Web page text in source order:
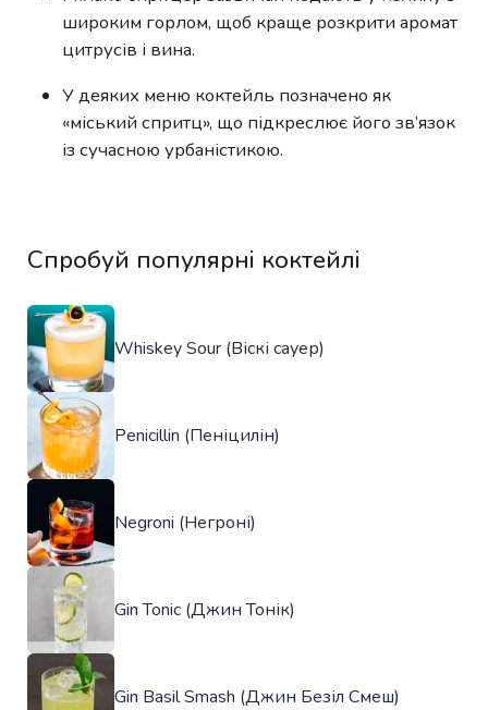
широким горлом, щоб краще розкрити аромат
цитрусів і вина.
У деяких меню коктейль позначено як
«міський спритц», що підкреслює його зв’язок
із сучасною урбаністикою.
Спробуй популярні коктейлі
Whiskey Sour (Віскі сауер)
Penicillin (Пеніцилін)
Negroni (Негроні)
Gin Tonic (Джин Тонік)
Gin Basil Smash (Джин Безіл Смеш)